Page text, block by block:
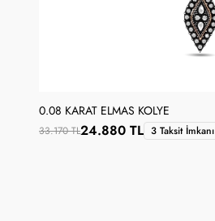
0.08 KARAT ELMAS KOLYE
33.170 TL24.880 TL 3 Taksit İmkanı